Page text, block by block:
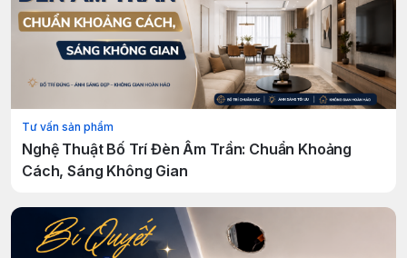
Tư vấn sản phẩm
Nghệ Thuật Bố Trí Đèn Âm Trần: Chuẩn Khoảng
Cách, Sáng Không Gian